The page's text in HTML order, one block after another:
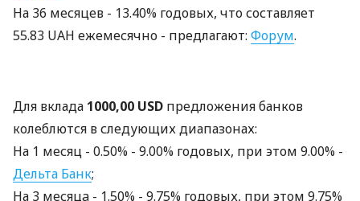
На 36 месяцев - 13.40% годовых, что составляет
55.83 UAH ежемесячно - предлагают: Форум.
Для вклада 1000,00 USD предложения банков
колеблются в следующих диапазонах:
На 1 месяц - 0.50% - 9.00% годовых, при этом 9.00% -
Дельта Банк;
На 3 месяцa - 1.50% - 9.75% годовых, при этом 9.75%